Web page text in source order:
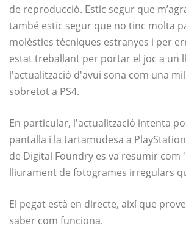
de reproducció. Estic segur que
també estic segur que no tinc molta
molèsties tècniques estranyes i per
estat treballant per portar el joc a un
l'actualització d'avui sona com una
sobretot a PS4.
En particular, l'actualització intenta
pantalla i la tartamudesa a
de Digital Foundry es va resumir com
lliurament de fotogrames irregulars
El pegat està en directe, així que
saber com funciona.